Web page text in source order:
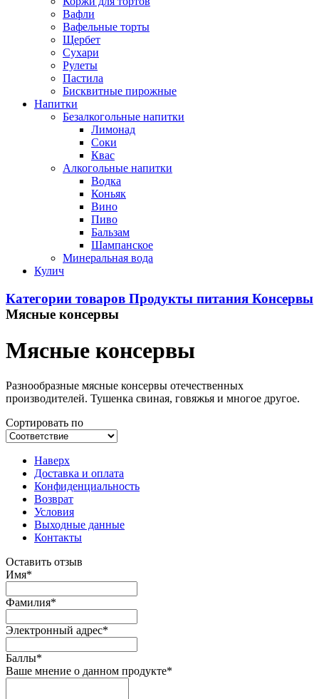
Вафли
Вафельные торты
Щербет
Сухари
Рулеты
Пастила
Бисквитные пирожные
Напитки
Безалкогольные напитки
Лимонад
Соки
Квас
Алкогольные напитки
Водка
Коньяк
Вино
Пиво
Бальзам
Шампанское
Минеральная вода
Кулич
Категории товаров Продукты питания Консервы
Мясные консервы
Мясные консервы
Разнообразные мясные консервы отечественных
производителей. Тушенка свиная, говяжья и многое другое.
Сортировать по
Наверх
Доставка и оплата
Конфиденциальность
Возврат
Условия
Выходные данные
Контакты
Оставить отзыв
Имя*
Фамилия*
Электронный адрес*
Баллы*
Ваше мнение о данном продукте*